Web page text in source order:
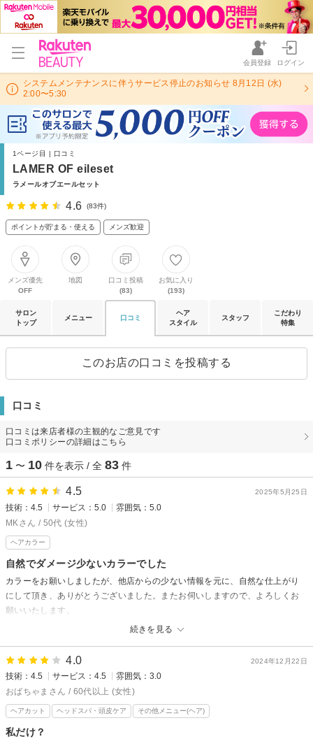
会員登録 ログイン
システムメンテナンスに伴うサービス停止のお知らせ 8月12日 (水)
2:00〜5:30
1ページ目 | 口コミ
LAMER OF eileset
ラメールオブエールセット
4.6 (83件)
ポイントが貯まる・使える メンズ歓迎
メンズ優先
OFF
地図
口コミ投稿
(83)
お気に入り
(193)
サロン
トップ
メニュー 口コミ
ヘア
スタイル
スタッフ
こだわり
特集
このお店の口コミを投稿する
口コミ
口コミは来店者様の主観的なご意見です
口コミポリシーの詳細はこちら
1 〜 10 件を表示 / 全 83 件
2025年5月25日
4.5
技術：4.5 サービス：5.0
雰囲気：5.0
MKさん / 50代 (女性)
ヘアカラー
自然でダメージ少ないカラーでした
続きを見る
カラーをお願いしましたが、他店からの少ない情報を元に、自然な仕上がり
にして頂き、ありがとうございました。またお伺いしますので、よろしくお
願いいたします。
先日のご来店ありがとうございました。
ご希望のカラーに近づけられて良かったです。
またのご来店お待ちしております。
2024年12月22日
4.0
技術：4.5 サービス：4.5
雰囲気：3.0
おばちゃまさん / 60代以上 (女性)
ヘアカット ヘッドスパ・頭皮ケア その他メニュー(ヘア)
私だけ？